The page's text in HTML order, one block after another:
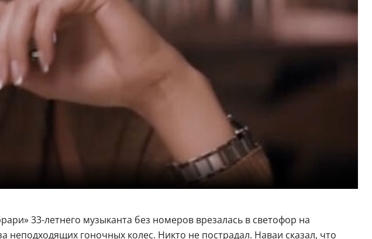
33-летнего музыканта без номеров врезалась в светофор на
неподходящих гоночных колес. Никто не пострадал. Наваи сказал, что